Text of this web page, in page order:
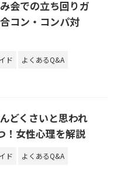
会での立ち回りガ
コン・コンパ対
ド よくあるQ&A
どくさいと思われ
！女性心理を解説
ド よくあるQ&A